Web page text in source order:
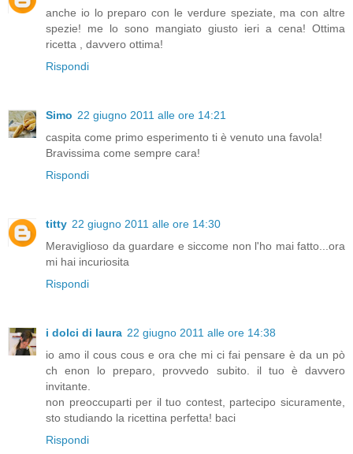
anche io lo preparo con le verdure speziate, ma con altre
spezie! me lo sono mangiato giusto ieri a cena! Ottima
ricetta , davvero ottima!
Rispondi
Simo 22 giugno 2011 alle ore 14:21
caspita come primo esperimento ti è venuto una favola!
Bravissima come sempre cara!
Rispondi
titty 22 giugno 2011 alle ore 14:30
Meraviglioso da guardare e siccome non l'ho mai fatto...ora
mi hai incuriosita
Rispondi
i dolci di laura 22 giugno 2011 alle ore 14:38
io amo il cous cous e ora che mi ci fai pensare è da un pò
ch enon lo preparo, provvedo subito. il tuo è davvero
invitante.
non preoccuparti per il tuo contest, partecipo sicuramente,
sto studiando la ricettina perfetta! baci
Rispondi